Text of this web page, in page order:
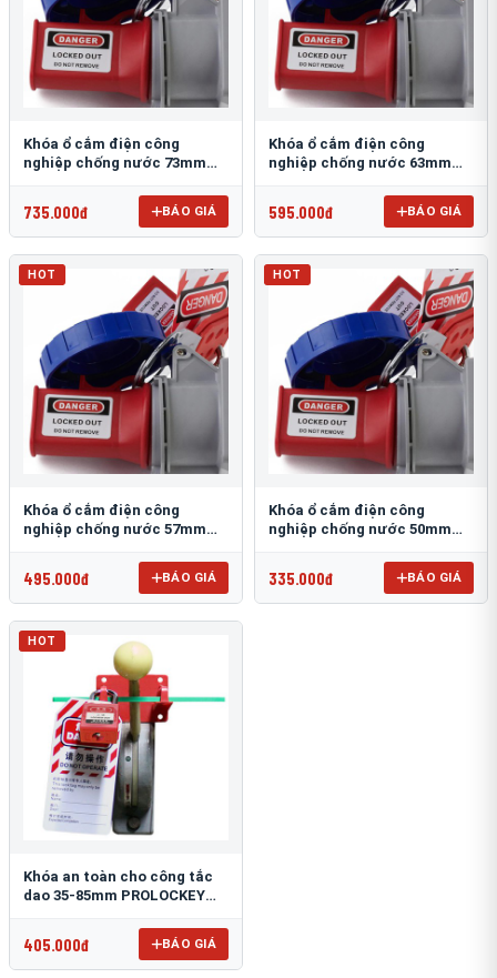
Khóa ổ cắm điện công
nghiệp chống nước 73mm
735.000đ BÁO GIÁ
Khóa ổ cắm điện công
nghiệp chống nước 63mm
595.000đ BÁO GIÁ
HOT
Khóa ổ cắm điện công
nghiệp chống nước 57mm
495.000đ BÁO GIÁ
HOT
Khóa ổ cắm điện công
nghiệp chống nước 50mm
335.000đ BÁO GIÁ
HOT
Khóa an toàn cho công tắc
dao 35-85mm PROLOCKEY
405.000đ BÁO GIÁ